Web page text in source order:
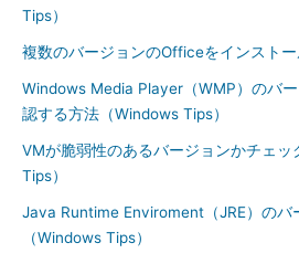
Tips）
複数のバージョンのOfficeをインストー
Windows Media Player（WMP）のバ
認する方法（Windows Tips）
VMが脆弱性のあるバージョンかチェッ
Tips）
Java Runtime Enviroment（JRE）のバ
（Windows Tips）